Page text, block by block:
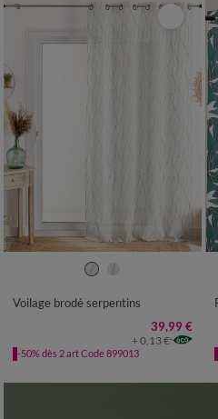
Voilage brodé serpentins
39,99 €
+ 0,13 €
-50% dès 2 art Code 899013